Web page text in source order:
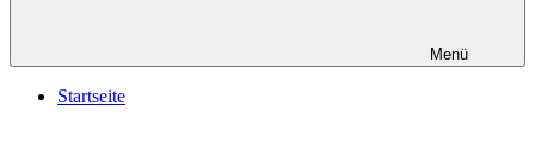
Menü
Startseite